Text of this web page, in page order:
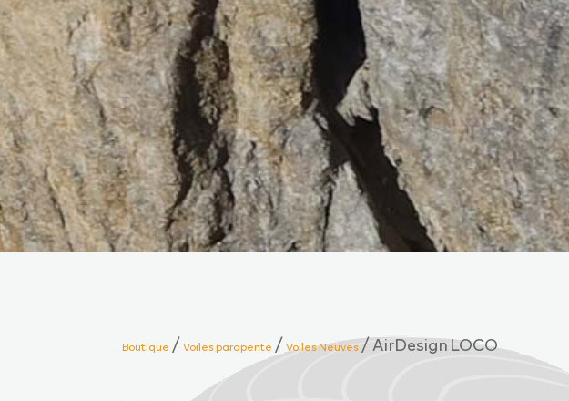
Boutique /Voiles parapente /Voiles Neuves/ AirDesign LOCO